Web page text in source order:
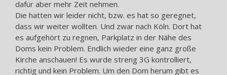
dafür aber mehr Zeit nehmen.
Die hatten wir leider nicht, bzw. es hat so geregnet,
dass wir weiter wollten. Und zwar nach Köln. Dort hat
es aufgehört zu regnen, Parkplatz in der Nähe des
Doms kein Problem. Endlich wieder eine ganz große
Kirche anschauen! Es wurde streng 3G kontrolliert,
richtig und kein Problem. Um den Dom herum gibt es